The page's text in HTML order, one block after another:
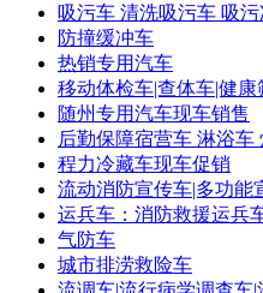
吸污车 清洗吸污车 吸
防撞缓冲车
热销专用汽车
移动体检车|查体车|健
随州专用汽车现车销售
后勤保障宿营车 淋浴车
程力冷藏车现车促销
流动消防宣传车|多功能
运兵车：消防救援运兵
气防车
城市排涝救险车